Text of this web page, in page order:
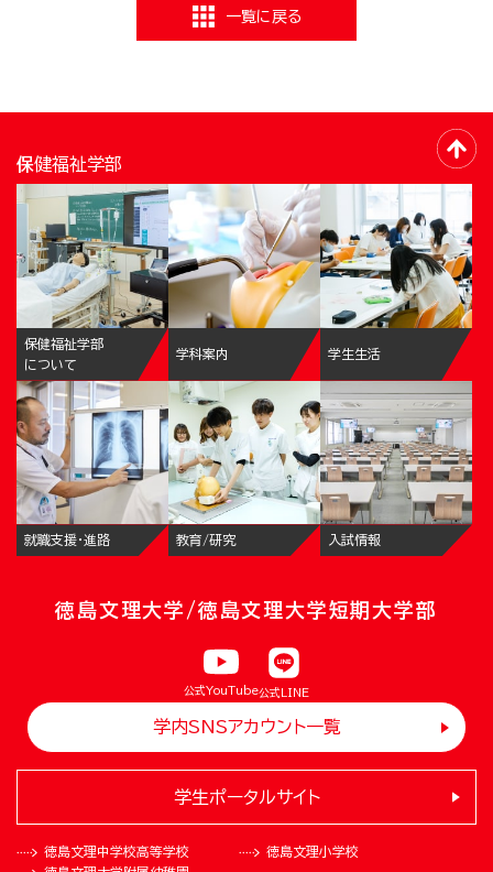
一覧に戻る
保健福祉学部
保健福祉学部
について
学科案内 学生生活
就職支援・進路 教育/研究 入試情報
徳島文理大学/徳島文理大学短期大学部
公式YouTube公式LINE
学内SNSアカウント一覧
徳島文理中学校高等学校
徳島文理小学校
学生ポータルサイト